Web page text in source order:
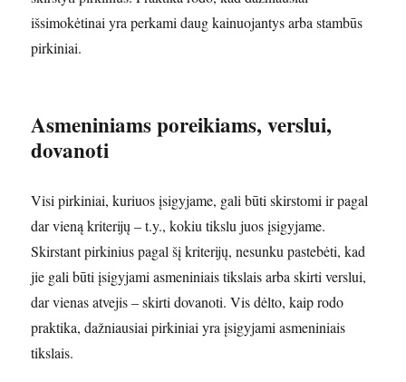
išsimokėtinai yra perkami daug kainuojantys arba stambūs
pirkiniai.
Asmeniniams poreikiams, verslui,
dovanoti
Visi pirkiniai, kuriuos įsigyjame, gali būti skirstomi ir pagal
dar vieną kriterijų – t.y., kokiu tikslu juos įsigyjame.
Skirstant pirkinius pagal šį kriterijų, nesunku pastebėti, kad
jie gali būti įsigyjami asmeniniais tikslais arba skirti verslui,
dar vienas atvejis – skirti dovanoti. Vis dėlto, kaip rodo
praktika, dažniausiai pirkiniai yra įsigyjami asmeniniais
tikslais.